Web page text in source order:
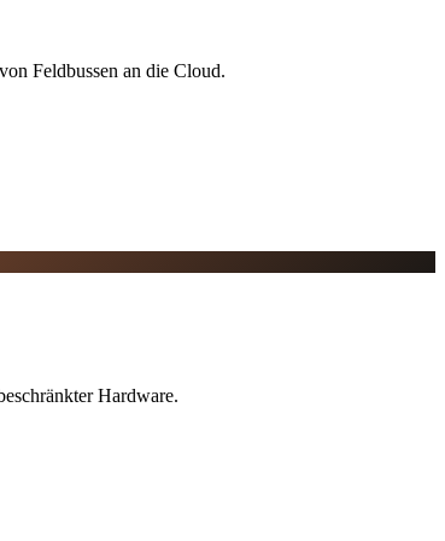
Feldbussen an die Cloud.
Hardware.